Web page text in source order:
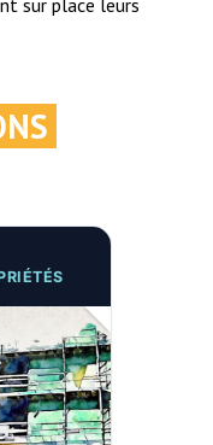
sur place leurs